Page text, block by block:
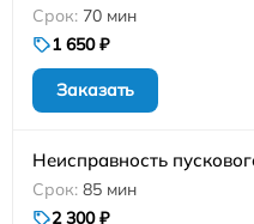
70 мин
1 650 ₽
Заказать
Неисправность
85 мин
2 300 ₽